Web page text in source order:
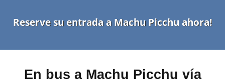
Reserve su entrada a Machu Picchu ahora!
En bus a Machu Picchu vía